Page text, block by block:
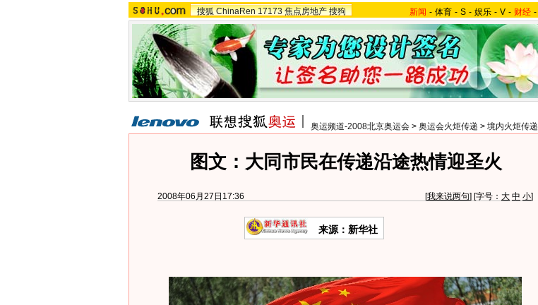
搜狐 ChinaRen 17173 焦点房地产 搜狗 新闻 - 体育 - S - 娱乐 - V - 财经 -
奥运频道-2008北京奥运会 > 奥运会火炬传递 > 境内火炬传递
图文：大同市民在传递沿途热情迎圣火
2008年06月27日17:36 [我来说两句] [字号： 大 中 小]
来源：新华社